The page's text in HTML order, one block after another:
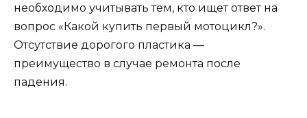
необходимо учитывать тем, кто ищет ответ на
вопрос «Какой купить первый мотоцикл?».
Отсутствие дорогого пластика —
преимущество в случае ремонта после
падения.